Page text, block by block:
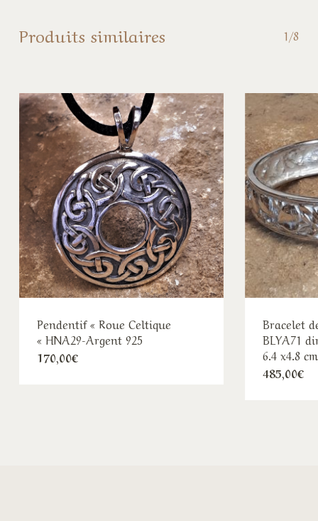
Produits similaires 1/8
Pendentif « Roue Celtique
« HNA29-Argent 925
170,00€
Bracelet
BLYA71
6.4 x4.8
485,00€